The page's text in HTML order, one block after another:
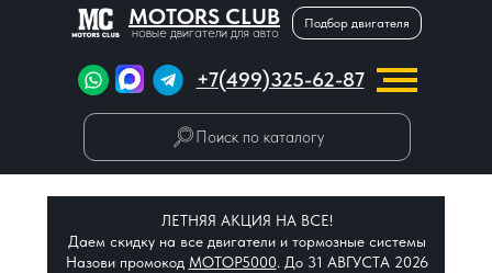
MOTORS CLUB
новые двигатели для авто
Подбор двигателя
+7(499)325-62-87
Поиск по каталогу
ЛЕТНЯЯ АКЦИЯ НА ВСЕ!
Даем скидку на все двигатели и тормозные системы
Назови промокод МОТОР5000. До 31 АВГУСТА 2026